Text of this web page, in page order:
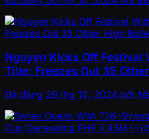
Nguyen Kicks Off Festival
Title; Freezes Out 35
Đã đăng 29 thg 10, 2024 bởi